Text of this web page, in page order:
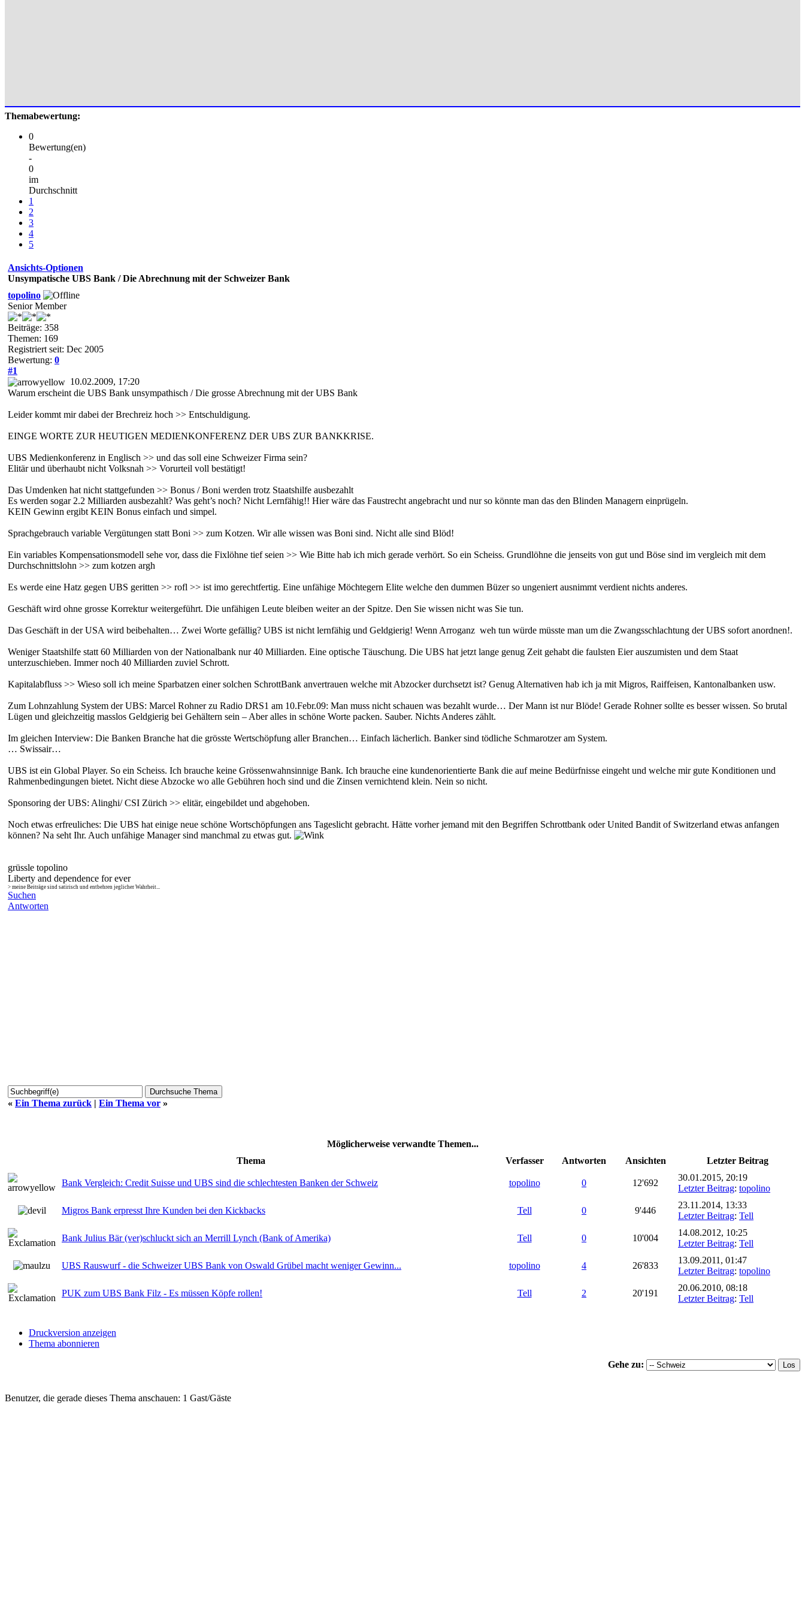
Themabewertung:
0
Bewertung(en)
-
0
im
Durchschnitt
1
2
3
4
5
Ansichts-Optionen
Unsympatische UBS Bank / Die Abrechnung mit der Schweizer Bank
topolino
Senior Member
Beiträge: 358
Themen: 169
Registriert seit: Dec 2005
Bewertung: 0
#1
10.02.2009, 17:20
Warum erscheint die UBS Bank unsympathisch / Die grosse Abrechnung mit der UBS Bank
Leider kommt mir dabei der Brechreiz hoch >> Entschuldigung.
EINGE WORTE ZUR HEUTIGEN MEDIENKONFERENZ DER UBS ZUR BANKKRISE.
UBS Medienkonferenz in Englisch >> und das soll eine Schweizer Firma sein?
Elitär und überhaubt nicht Volksnah >> Vorurteil voll bestätigt!
Das Umdenken hat nicht stattgefunden >> Bonus / Boni werden trotz Staatshilfe ausbezahlt
Es werden sogar 2.2 Milliarden ausbezahlt? Was geht’s noch? Nicht Lernfähig!! Hier wäre das Faustrecht angebracht und nur so könnte man das den Blinden Managern einprügeln.
KEIN Gewinn ergibt KEIN Bonus einfach und simpel.
Sprachgebrauch variable Vergütungen statt Boni >> zum Kotzen. Wir alle wissen was Boni sind. Nicht alle sind Blöd!
Ein variables Kompensationsmodell sehe vor, dass die Fixlöhne tief seien >> Wie Bitte hab ich mich gerade verhört. So ein Scheiss. Grundlöhne die jenseits von gut und Böse sind im vergleich mit dem
Durchschnittslohn >> zum kotzen argh
Es werde eine Hatz gegen UBS geritten >> rofl >> ist imo gerechtfertig. Eine unfähige Möchtegern Elite welche den dummen Büzer so ungeniert ausnimmt verdient nichts anderes.
Geschäft wird ohne grosse Korrektur weitergeführt. Die unfähigen Leute bleiben weiter an der Spitze. Den Sie wissen nicht was Sie tun.
Das Geschäft in der USA wird beibehalten… Zwei Worte gefällig? UBS ist nicht lernfähig und Geldgierig! Wenn Arroganz weh tun würde müsste man um die Zwangsschlachtung der UBS sofort anordnen!.
Weniger Staatshilfe statt 60 Milliarden von der Nationalbank nur 40 Milliarden. Eine optische Täuschung. Die UBS hat jetzt lange genug Zeit gehabt die faulsten Eier auszumisten und dem Staat
unterzuschieben. Immer noch 40 Milliarden zuviel Schrott.
Kapitalabfluss >> Wieso soll ich meine Sparbatzen einer solchen SchrottBank anvertrauen welche mit Abzocker durchsetzt ist? Genug Alternativen hab ich ja mit Migros, Raiffeisen, Kantonalbanken usw.
Zum Lohnzahlung System der UBS: Marcel Rohner zu Radio DRS1 am 10.Febr.09: Man muss nicht schauen was bezahlt wurde… Der Mann ist nur Blöde! Gerade Rohner sollte es besser wissen. So brutal
Lügen und gleichzeitig masslos Geldgierig bei Gehältern sein – Aber alles in schöne Worte packen. Sauber. Nichts Anderes zählt.
Im gleichen Interview: Die Banken Branche hat die grösste Wertschöpfung aller Branchen… Einfach lächerlich. Banker sind tödliche Schmarotzer am System.
… Swissair…
UBS ist ein Global Player. So ein Scheiss. Ich brauche keine Grössenwahnsinnige Bank. Ich brauche eine kundenorientierte Bank die auf meine Bedürfnisse eingeht und welche mir gute Konditionen und
Rahmenbedingungen bietet. Nicht diese Abzocke wo alle Gebühren hoch sind und die Zinsen vernichtend klein. Nein so nicht.
Sponsoring der UBS: Alinghi/ CSI Zürich >> elitär, eingebildet und abgehoben.
Noch etwas erfreuliches: Die UBS hat einige neue schöne Wortschöpfungen ans Tageslicht gebracht. Hätte vorher jemand mit den Begriffen Schrottbank oder United Bandit of Switzerland etwas anfangen
können? Na seht Ihr. Auch unfähige Manager sind manchmal zu etwas gut.
grüssle topolino
Liberty and dependence for ever
> meine Beiträge sind satirisch und entbehren jeglicher Wahrheit...
Suchen
Antworten
« Ein Thema zurück | Ein Thema vor »
Möglicherweise verwandte Themen...
Thema
Verfasser Antworten Ansichten Letzter Beitrag
Bank Vergleich: Credit Suisse und UBS sind die schlechtesten Banken der Schweiz topolino 0 12'692
30.01.2015, 20:19
Letzter Beitrag: topolino
Migros Bank erpresst Ihre Kunden bei den Kickbacks Tell 0 9'446
23.11.2014, 13:33
Letzter Beitrag: Tell
Bank Julius Bär (ver)schluckt sich an Merrill Lynch (Bank of Amerika) Tell 0 10'004
14.08.2012, 10:25
Letzter Beitrag: Tell
UBS Rauswurf - die Schweizer UBS Bank von Oswald Grübel macht weniger Gewinn... topolino 4 26'833
13.09.2011, 01:47
Letzter Beitrag: topolino
PUK zum UBS Bank Filz - Es müssen Köpfe rollen! Tell 2 20'191
20.06.2010, 08:18
Letzter Beitrag: Tell
Druckversion anzeigen
Thema abonnieren
Gehe zu:
Benutzer, die gerade dieses Thema anschauen: 1 Gast/Gäste